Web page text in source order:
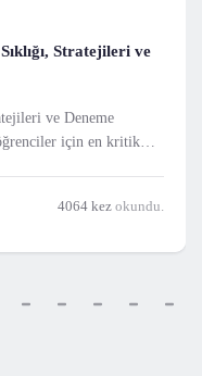
Stratejileri ve
ve Deneme
4064 kez okundu.